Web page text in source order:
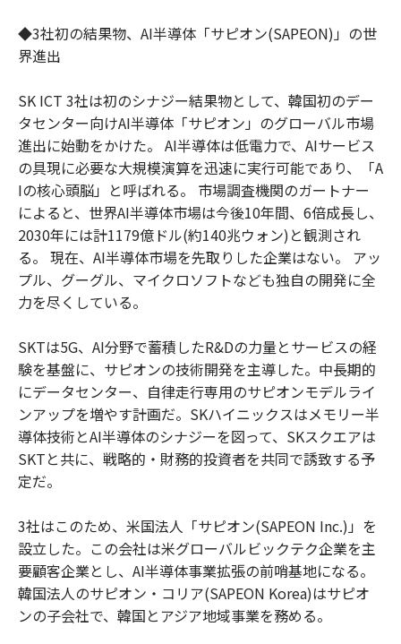
◆3社初の結果物、AI半導体「サピオン(SAPEON)」の世
界進出
SK ICT 3社は初のシナジー結果物として、韓国初のデー
タセンター向けAI半導体「サピオン」のグローバル市場
進出に始動をかけた。 AI半導体は低電力で、AIサービス
の具現に必要な大規模演算を迅速に実行可能であり、「A
Iの核心頭脳」と呼ばれる。 市場調査機関のガートナー
によると、世界AI半導体市場は今後10年間、6倍成長し、
2030年には計1179億ドル(約140兆ウォン)と観測され
る。 現在、AI半導体市場を先取りした企業はない。 アッ
プル、グーグル、マイクロソフトなども独自の開発に全
力を尽くしている。
SKTは5G、AI分野で蓄積したR&Dの力量とサービスの経
験を基盤に、サピオンの技術開発を主導した。中長期的
にデータセンター、自律走行専用のサピオンモデルライ
ンアップを増やす計画だ。SKハイニックスはメモリー半
導体技術とAI半導体のシナジーを図って、SKスクエアは
SKTと共に、戦略的・財務的投資者を共同で誘致する予
定だ。
3社はこのため、米国法人「サピオン(SAPEON Inc.)」を
設立した。この会社は米グローバルビックテク企業を主
要顧客企業とし、AI半導体事業拡張の前哨基地になる。
韓国法人のサピオン・コリア(SAPEON Korea)はサピオ
ンの子会社で、韓国とアジア地域事業を務める。